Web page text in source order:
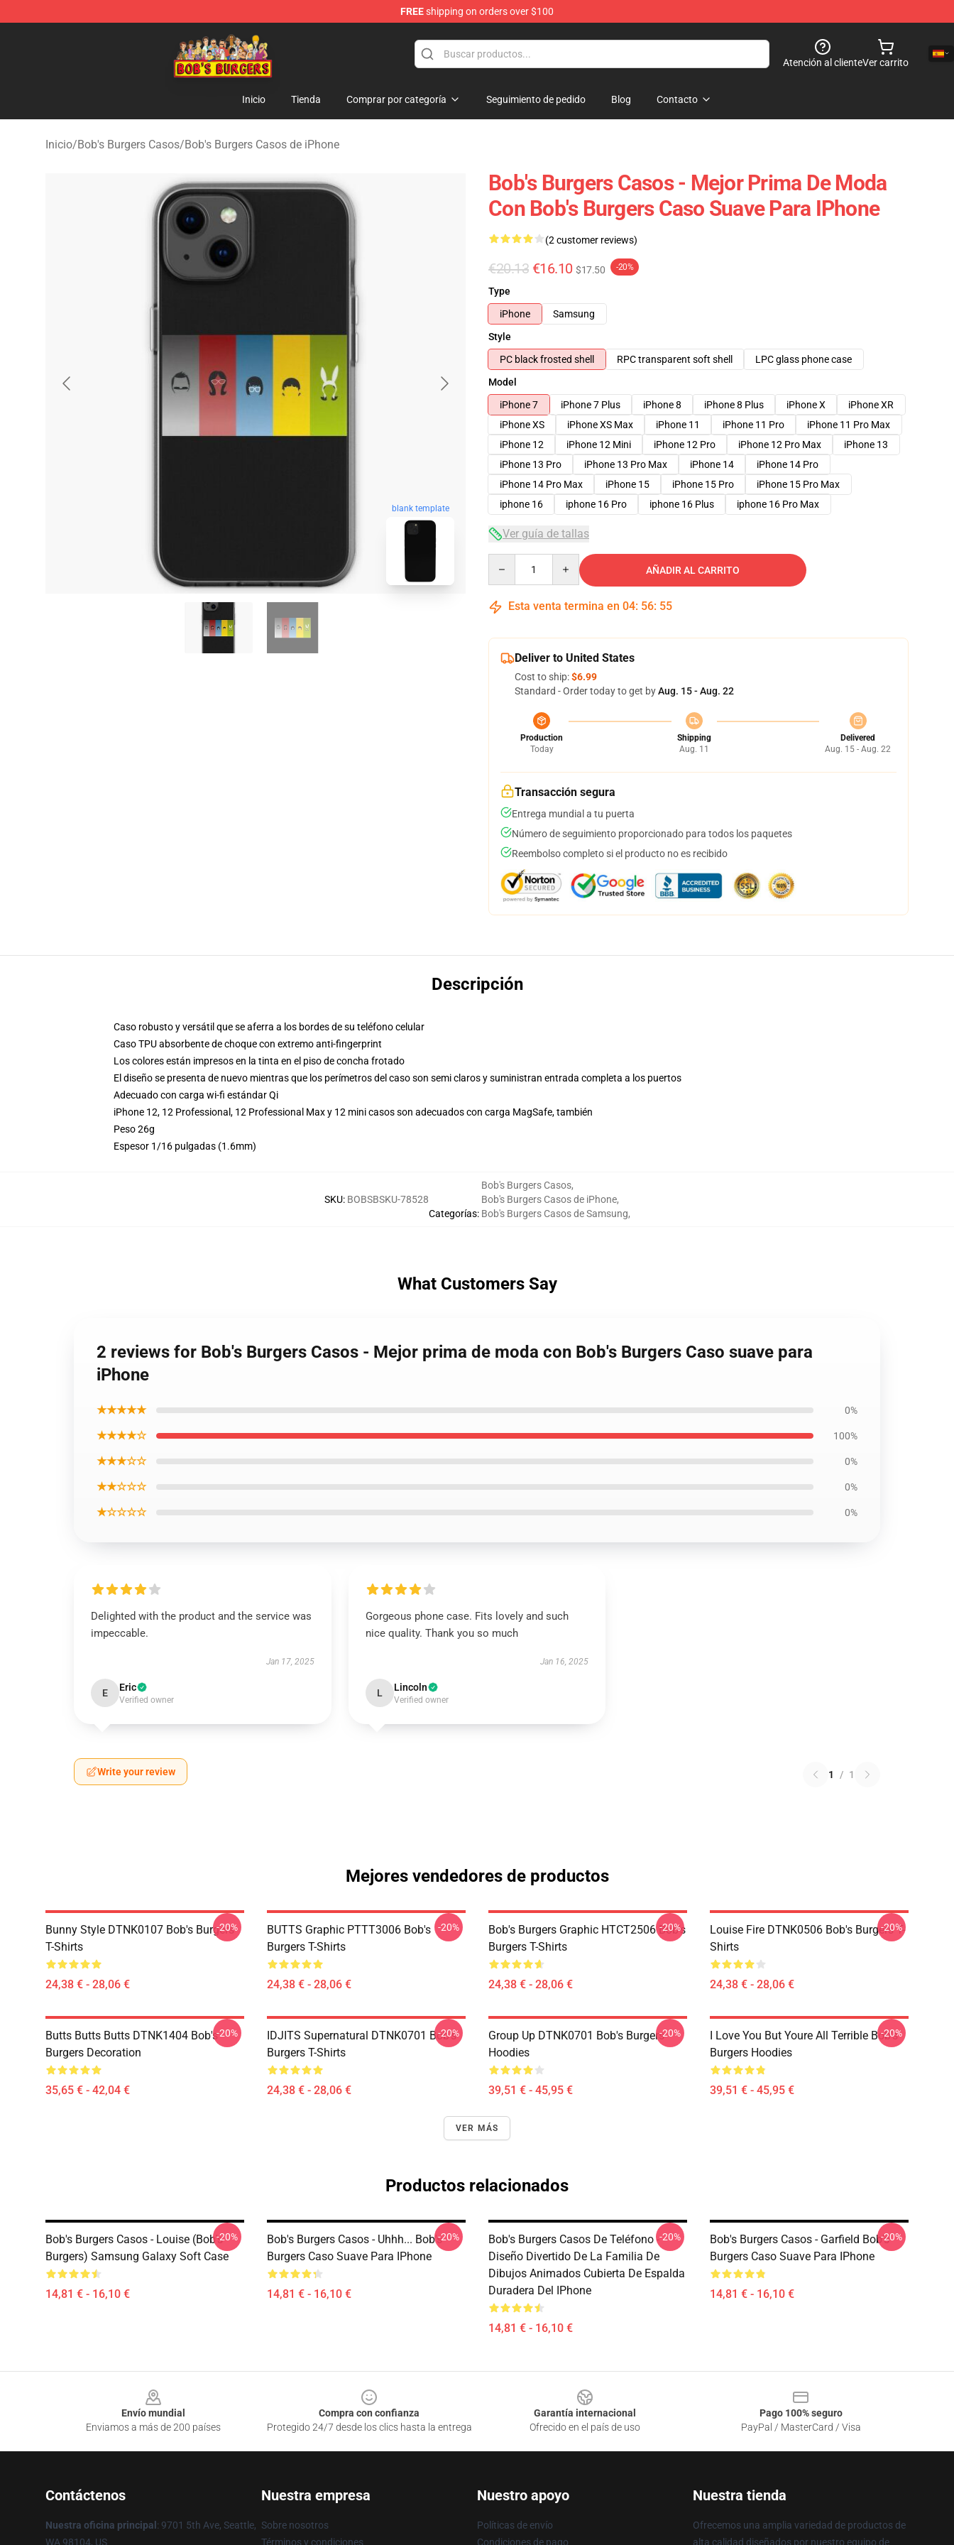
FREEshipping on orders over $100
Bob's Burgers Store - Official Bob's Burgers Merchandise Shop
Atención al clienteVer carrito
Inicio Tienda Comprar por categoría Seguimiento de pedido Blog Contacto
Inicio/Bob's Burgers Casos/Bob's Burgers Casos de iPhone
blank template
Bob's Burgers Casos - Mejor Prima De Moda
Con Bob's Burgers Caso Suave Para IPhone
(2 customer reviews)
€20.13 €16.10 $17.50 -20%
Type
iPhone
Samsung
Style
PC black frosted shell
RPC transparent soft shell
LPC glass phone case
Model
iPhone 7
iPhone 7 Plus iPhone 8 iPhone 8 Plus iPhone X
iPhone XR
iPhone XS
iPhone XS Max iPhone 11 iPhone 11 Pro
iPhone 11 Pro Max
iPhone 12
iPhone 12 Mini iPhone 12 Pro iPhone 12 Pro Max
iPhone 13
iPhone 13 Pro
iPhone 13 Pro Max iPhone 14
iPhone 14 Pro
iPhone 14 Pro Max
iPhone 15 iPhone 15 Pro
iPhone 15 Pro Max
iphone 16
iphone 16 Pro iphone 16 Plus iphone 16 Pro Max
Ver guía de tallas
AÑADIR AL CARRITO
Esta venta termina en 04: 56: 54
Deliver to United States
Cost to ship:$6.99
Standard - Order today to get byAug. 15 - Aug. 22
Production
Today
Shipping
Aug. 11
Delivered
Aug. 15 - Aug. 22
Transacción segura
Entrega mundial a tu puerta
Número de seguimiento proporcionado para todos los paquetes
Reembolso completo si el producto no es recibido
Descripción
Caso robusto y versátil que se aferra a los bordes de su teléfono celular
Caso TPU absorbente de choque con extremo anti-fingerprint
Los colores están impresos en la tinta en el piso de concha frotado
El diseño se presenta de nuevo mientras que los perímetros del caso son semi claros y suministran entrada completa a los puertos
Adecuado con carga wi-fi estándar Qi
iPhone 12, 12 Professional, 12 Professional Max y 12 mini casos son adecuados con carga MagSafe, también
Peso 26g
Espesor 1/16 pulgadas (1.6mm)
SKU: BOBSBSKU-78528
Categorías:
Bob's Burgers Casos,
Bob's Burgers Casos de iPhone,
Bob's Burgers Casos de Samsung,
What Customers Say
2 reviews for Bob's Burgers Casos - Mejor prima de moda con Bob's Burgers Caso suave para
iPhone
★★★★★ 0%
★★★★☆ 100%
★★★☆☆ 0%
★★☆☆☆ 0%
★☆☆☆☆ 0%
Delighted with the product and the service was
impeccable.
Jan 17, 2025
E Eric
Verified owner
Gorgeous phone case. Fits lovely and such
nice quality. Thank you so much
Jan 16, 2025
L Lincoln
Verified owner
Write your review 1 / 1
Mejores vendedores de productos
Bunny Style DTNK0107 Bob's Burgers
T-Shirts
24,38 € - 28,06 €
-20%
BUTTS Graphic PTTT3006 Bob's
Burgers T-Shirts
24,38 € - 28,06 €
-20%
Bob's Burgers Graphic HTCT2506 Bob's
Burgers T-Shirts
24,38 € - 28,06 €
-20%
Louise Fire DTNK0506 Bob's Burgers T-
Shirts
24,38 € - 28,06 €
-20%
Butts Butts Butts DTNK1404 Bob's
Burgers Decoration
35,65 € - 42,04 €
-20%
IDJITS Supernatural DTNK0701 Bob's
Burgers T-Shirts
24,38 € - 28,06 €
-20%
Group Up DTNK0701 Bob's Burgers
Hoodies
39,51 € - 45,95 €
-20%
I Love You But Youre All Terrible Bob's
Burgers Hoodies
39,51 € - 45,95 €
-20%
VER MÁS
Productos relacionados
Bob's Burgers Casos - Louise (Bob's
Burgers) Samsung Galaxy Soft Case
14,81 € - 16,10 €
-20%
Bob's Burgers Casos - Uhhh... Bob's
Burgers Caso Suave Para IPhone
14,81 € - 16,10 €
-20%
Bob's Burgers Casos De Teléfono -
Diseño Divertido De La Familia De
Dibujos Animados Cubierta De Espalda
Duradera Del IPhone
14,81 € - 16,10 €
-20%
Bob's Burgers Casos - Garfield Bob's
Burgers Caso Suave Para IPhone
14,81 € - 16,10 €
-20%
Envío mundial
Enviamos a más de 200 países
Compra con confianza
Protegido 24/7 desde los clics hasta la entrega
Garantía internacional
Ofrecido en el país de uso
Pago 100% seguro
PayPal / MasterCard / Visa
Contáctenos
Nuestra oficina principal : 9701 5th Ave, Seattle,
WA 98104, US
Nuestra empresa
Sobre nosotros
Términos y condiciones
Nuestro apoyo
Políticas de envío
Condiciones de pago
Nuestra tienda
Ofrecemos una amplia variedad de productos de
alta calidad diseñados por nuestro equipo de